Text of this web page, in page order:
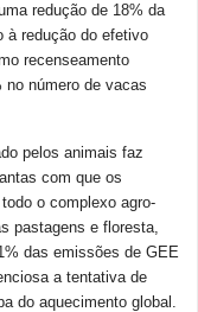
redução de 18% da
à redução do efetivo
recenseamento
no número de vacas
pelos animais faz
com que os
o complexo agro-
pastagens e floresta,
das emissões de GEE
a tentativa de
do aquecimento global.